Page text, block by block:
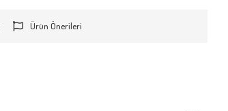
Ürün Önerileri